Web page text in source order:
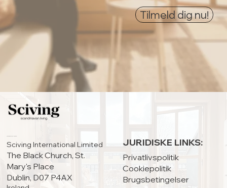
Tilmeld dig nu!
HOVEDKONTOR:
Sciving International Limited
The Black Church, St.
Mary's Place
Dublin, D07 P4AX
JURIDISKE LINKS:
Privatlivspolitik
Cookiepolitik
Brugsbetingelser